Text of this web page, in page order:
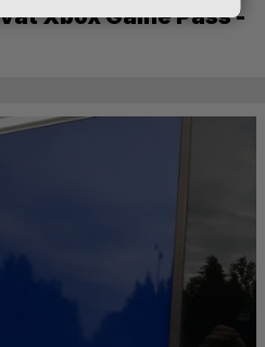
Xbox Game Pass -